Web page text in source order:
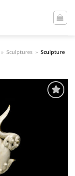
» Sculptures » Sculpture